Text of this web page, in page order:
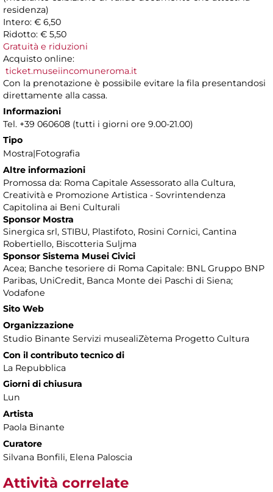
residenza)
Intero: € 6,50
Ridotto: € 5,50
Gratuità e riduzioni
Acquisto online:
ticket.museiincomuneroma.it
Con la prenotazione è possibile evitare la fila presentandosi
direttamente alla cassa.
Informazioni
Tel. +39 060608 (tutti i giorni ore 9.00-21.00)
Tipo
Mostra|Fotografia
Altre informazioni
Promossa da: Roma Capitale Assessorato alla Cultura,
Creatività e Promozione Artistica - Sovrintendenza
Capitolina ai Beni Culturali
Sponsor Mostra
Sinergica srl, STIBU, Plastifoto, Rosini Cornici, Cantina
Robertiello, Biscotteria Suljma
Sponsor Sistema Musei Civici
Acea; Banche tesoriere di Roma Capitale: BNL Gruppo BNP
Paribas, UniCredit, Banca Monte dei Paschi di Siena;
Vodafone
Sito Web
Organizzazione
Studio Binante Servizi musealiZètema Progetto Cultura
Con il contributo tecnico di
La Repubblica
Giorni di chiusura
Lun
Artista
Paola Binante
Curatore
Silvana Bonfili, Elena Paloscia
Attività correlate